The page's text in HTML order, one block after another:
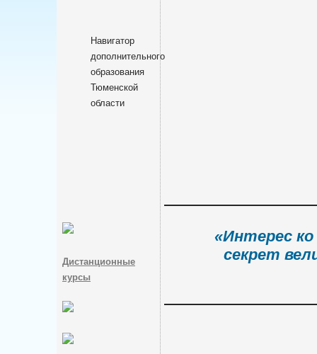
Навигатор
дополнительного
образования
Тюменской
области
Дистанционные
курсы
«Интерес
секрет